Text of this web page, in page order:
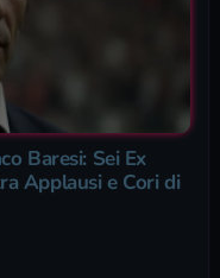
Baresi: Sei Ex
Applausi e Cori di